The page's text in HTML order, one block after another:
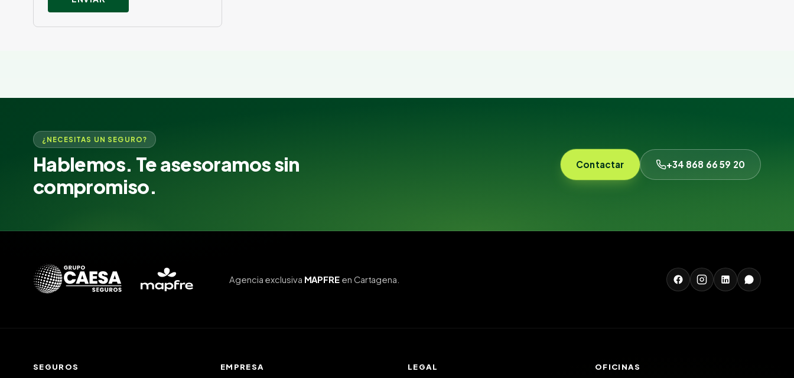
¿NECESITAS UN SEGURO?
Hablemos. Te asesoramos sin
compromiso.
Contactar +34 868 66 59 20
Agencia exclusiva MAPFRE en Cartagena.
SEGUROS EMPRESA LEGAL OFICINAS